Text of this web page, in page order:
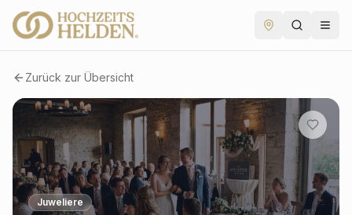
Zurück zur Übersicht
Juweliere